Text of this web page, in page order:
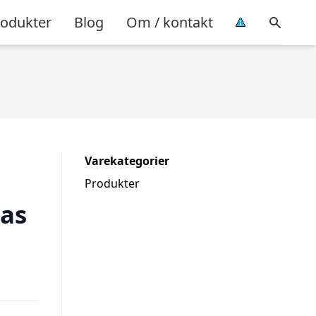
Blog Om / kontakt
Varekategorier
Produkter